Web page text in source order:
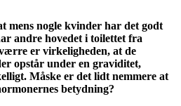
mens nogle kvinder har det godt
andre hovedet i toilettet fra
er virkeligheden, at de
opstår under en graviditet,
Måske er det lidt nemmere at
betydning?